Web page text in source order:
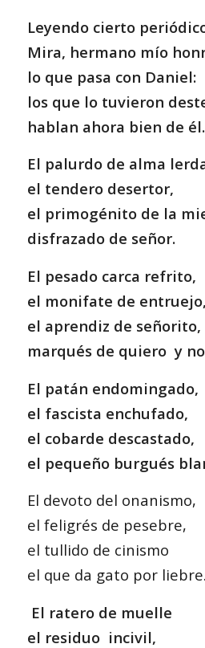
Leyendo cierto
Mira, hermano mío
lo que pasa con Daniel:
los que lo tuvieron
hablan ahora bien de él.
El palurdo de alma
el tendero desertor,
el primogénito de la
disfrazado de señor.
El pesado carca refrito,
el monifate de entruejo,
el aprendiz de señorito,
marqués de quiero y
El patán endomingado,
el fascista enchufado,
el cobarde descastado,
el pequeño burgués
El devoto del onanismo,
el feligrés de pesebre,
el tullido de cinismo
el que da gato por liebre.
El ratero de muelle
el residuo incivil,